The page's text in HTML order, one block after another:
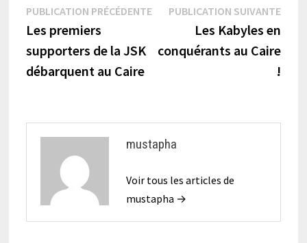
Navigation
de
l’article
PUBLICATION PRÉCÉDENTEPublication
précédente :
Les premiers
supporters de la JSK
débarquent au Caire
PUBLICATION SUIVANTE
Les Kabyles en
conquérants au Caire
!
mustapha
Voir tous les articles de
mustapha →